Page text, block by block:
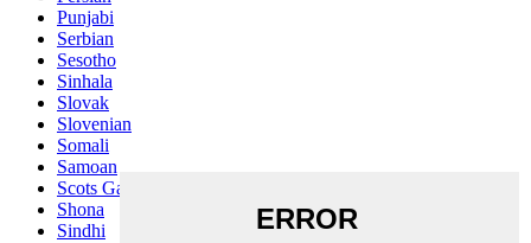
Punjabi
Serbian
Sesotho
Sinhala
Slovak
Slovenian
Somali
Samoan
Scots Gaelic
Shona
Sindhi